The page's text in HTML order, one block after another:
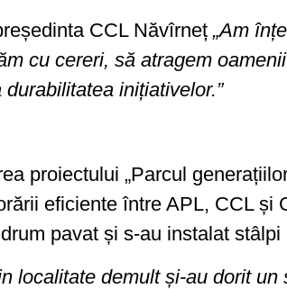
CCL Năvîrneț „Am
cu cereri, să atragem
inițiativelor.”
proiectului „Parcul
eficiente între APL, CCL și
pavat și s-au instalat stâlpi
localitate demult și-au dorit